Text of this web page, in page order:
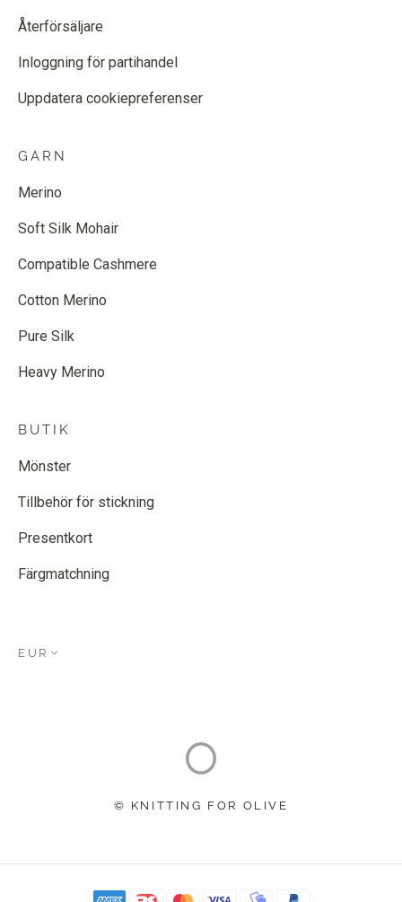
Återförsäljare
Inloggning för partihandel
Uppdatera cookiepreferenser
GARN
Merino
Soft Silk Mohair
Compatible Cashmere
Cotton Merino
Pure Silk
Heavy Merino
BUTIK
Mönster
Tillbehör för stickning
Presentkort
Färgmatchning
EUR
© KNITTING FOR OLIVE